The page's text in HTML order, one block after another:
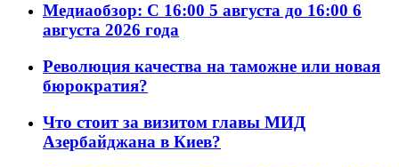
Медиаобзор: С 16:00 5 августа до 16:00 6
августа 2026 года
Революция качества на таможне или новая
бюрократия?
Что стоит за визитом главы МИД
Азербайджана в Киев?